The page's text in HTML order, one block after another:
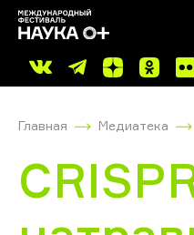
Главная Медиатека